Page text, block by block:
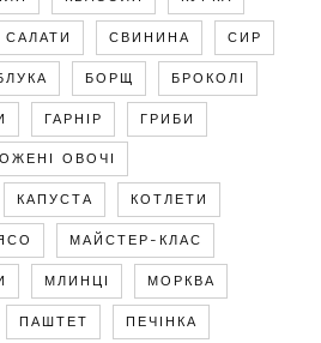
САЛАТИ СВИНИНА СИР
БОРЩ БРОКОЛІ
ГАРНІР ГРИБИ
ОВОЧІ
КАПУСТА КОТЛЕТИ
МАЙСТЕР-КЛАС
МЛИНЦІ МОРКВА
ПАШТЕТ ПЕЧІНКА